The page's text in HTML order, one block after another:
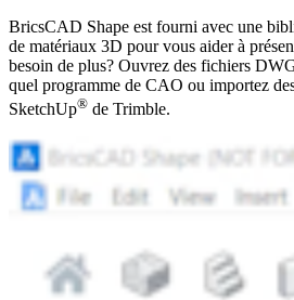
BricsCAD Shape est fourni avec une
de matériaux 3D pour vous aider à
besoin de plus? Ouvrez des fichiers
quel programme de CAO ou importez
SketchUp® de Trimble.